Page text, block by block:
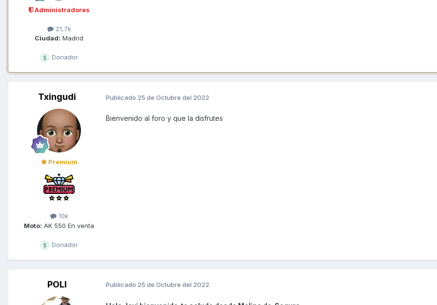
Administradores
21,7k
Ciudad: Madrid
Donador
Txingudi
Premium
10k
Moto: AK 550 En venta
Donador
Publicado 25 de Octubre del 2022
Bienvenido al foro y que la disfrutes
POLI Publicado 25 de Octubre del 2022